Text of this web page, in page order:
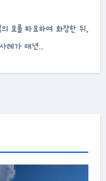
사례가 매년…